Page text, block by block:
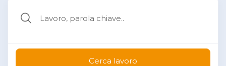
Cerca lavoro